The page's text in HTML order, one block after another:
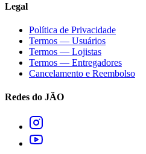
Legal
Política de Privacidade
Termos — Usuários
Termos — Lojistas
Termos — Entregadores
Cancelamento e Reembolso
Redes do JÃO